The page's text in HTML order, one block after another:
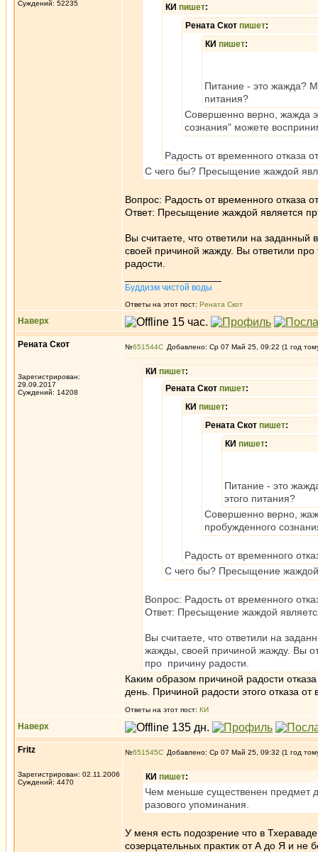
Суждений: 52235 КИ пишет:
Рената Скот пишет:
КИ пишет:
Питание - это жажда?
питания?
Совершенно верно, жажда
сознания" можете
Радость от временного отказа
С чего бы? Пресыщение жаждой
Вопрос: Радость от временного отказа
Ответ: Пресыщение жаждой является
Вы считаете, что ответили на
своей причиной жажду. Вы ответили
радости.
Буддизм чистой воды
Ответы на этот пост: Рената Скот
Наверх
Рената Скот
Зарегистрирован:
29.09.2017
Суждений: 14208
№651544 Добавлено: Ср 07 Май 25, 09:22 (1 год
КИ пишет:
Рената Скот пишет:
КИ пишет:
Рената Скот пишет:
КИ пишет:
Питание - это
этого питания?
Совершенно верно,
пробужденного
Радость от временного
С чего бы? Пресыщение жаждой
Вопрос: Радость от временного
Ответ: Пресыщение жаждой
Вы считаете, что ответили на
жажды, своей причиной жажду. Вы
про причину радости.
Каким образом причиной радости
день. Причиной радости этого отказа от
Ответы на этот пост: КИ
Наверх
Fritz
Зарегистрирован: 02.11.2006
Суждений: 4470
№651545 Добавлено: Ср 07 Май 25, 09:32 (1 год
КИ пишет:
Чем меньше существенен предмет
разового упоминания.
У меня есть подозрение что в
созерцательных практик от А до Я и не